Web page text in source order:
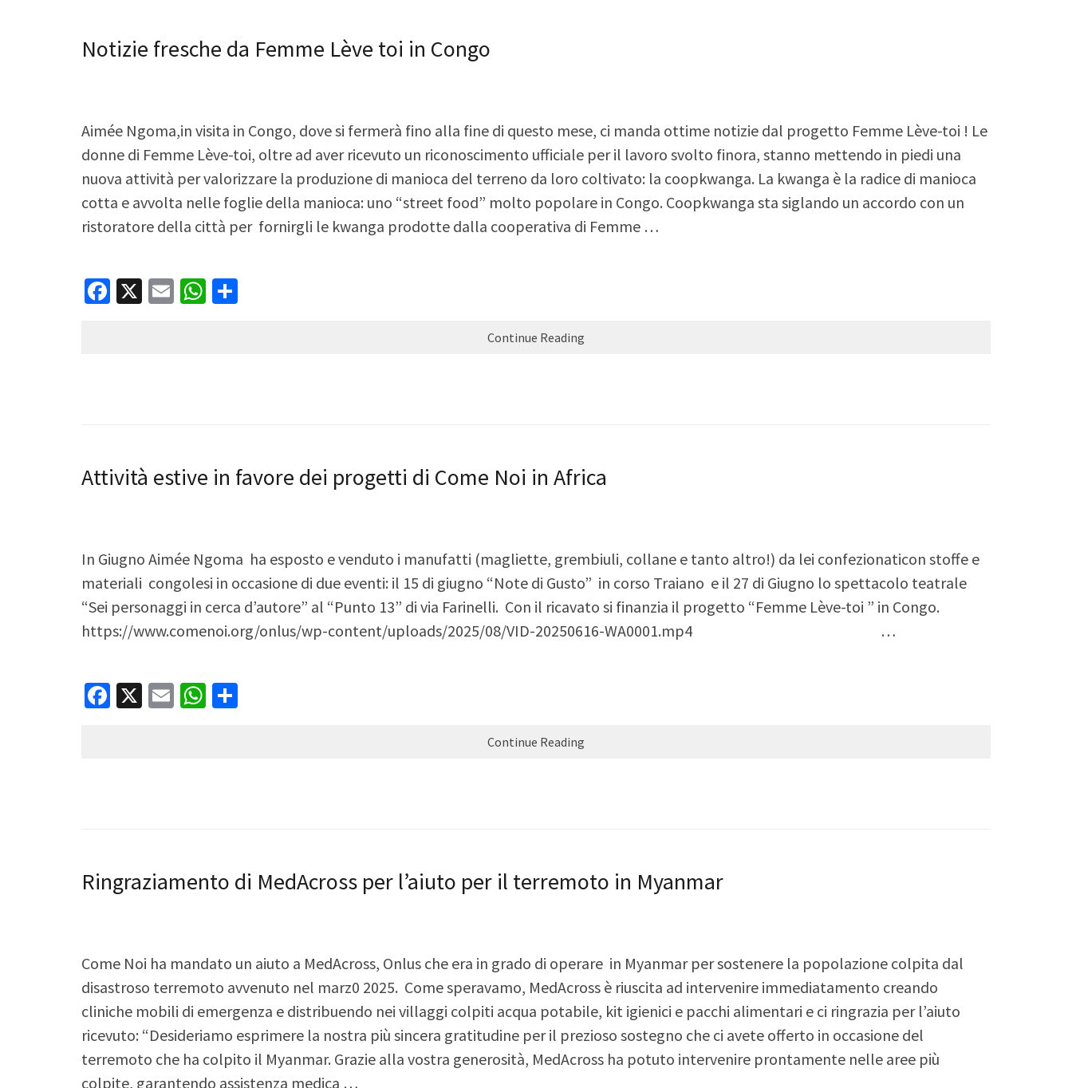
Notizie fresche da Femme Lève toi in Congo
Aimée Ngoma,in visita in Congo, dove si fermerà fino alla fine di questo mese, ci manda ottime notizie dal progetto Femme Lève-toi ! Le
donne di Femme Lève-toi, oltre ad aver ricevuto un riconoscimento ufficiale per il lavoro svolto finora, stanno mettendo in piedi una
nuova attività per valorizzare la produzione di manioca del terreno da loro coltivato: la coopkwanga. La kwanga è la radice di manioca
cotta e avvolta nelle foglie della manioca: uno “street food” molto popolare in Congo. Coopkwanga sta siglando un accordo con un
ristoratore della città per fornirgli le kwanga prodotte dalla cooperativa di Femme …
Facebook
X EmailWhatsApp
Continue Reading
Attività estive in favore dei progetti di Come Noi in Africa
In Giugno Aimée Ngoma ha esposto e venduto i manufatti (magliette, grembiuli, collane e tanto altro!) da lei confezionaticon stoffe e
materiali congolesi in occasione di due eventi: il 15 di giugno “Note di Gusto” in corso Traiano e il 27 di Giugno lo spettacolo teatrale
“Sei personaggi in cerca d’autore” al “Punto 13” di via Farinelli. Con il ricavato si finanzia il progetto “Femme Lève-toi ” in Congo.
https://www.comenoi.org/onlus/wp-content/uploads/2025/08/VID-20250616-WA0001.mp4 …
Facebook
X EmailWhatsApp
Continue Reading
Ringraziamento di MedAcross per l’aiuto per il terremoto in Myanmar
Come Noi ha mandato un aiuto a MedAcross, Onlus che era in grado di operare in Myanmar per sostenere la popolazione colpita dal
disastroso terremoto avvenuto nel marz0 2025. Come speravamo, MedAcross è riuscita ad intervenire immediatamento creando
cliniche mobili di emergenza e distribuendo nei villaggi colpiti acqua potabile, kit igienici e pacchi alimentari e ci ringrazia per l’aiuto
ricevuto: “Desideriamo esprimere la nostra più sincera gratitudine per il prezioso sostegno che ci avete offerto in occasione del
terremoto che ha colpito il Myanmar. Grazie alla vostra generosità, MedAcross ha potuto intervenire prontamente nelle aree più
colpite, garantendo assistenza medica …